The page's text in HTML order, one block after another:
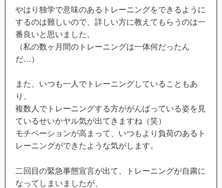
やはり独学で意味のあるトレーニングをできるように
するのは難しいので、詳しい方に教えてもらうのは一
番良いと思いました。
（私の数ヶ月間のトレーニングは一体何だったん
だ…）
また、いつも一人でトレーニングしていることもあ
り、
複数人でトレーニングする方ががんばっている姿を見
ているせいかヤル気が出てきますね（笑）
モチベーションが高まって、いつもより負荷のあるト
レーニングができたような気がします。
二回目の緊急事態宣言が出て、トレーニングが自粛に
なってしまいましたが、